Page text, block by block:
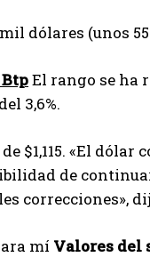
dólares (unos
El rango se ha
3,6%.
$1,115. «El
de
correcciones»,
mí Valores del